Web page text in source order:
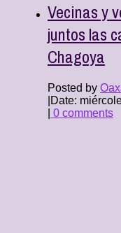
Vecinas y
juntos las
Chagoya
Posted by
Date:
0 comments